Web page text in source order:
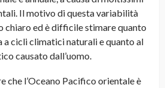
Il motivo di questa variabilità
chiaro ed è difficile stimare quanto
a cicli climatici naturali e quanto al
causato dall’uomo.
che l’Oceano Pacifico orientale è